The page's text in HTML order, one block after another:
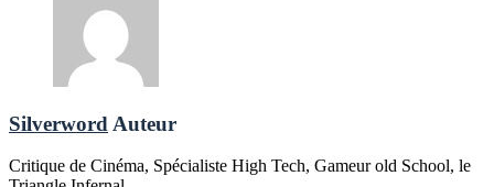
Silverword Auteur
Critique de Cinéma, Spécialiste High Tech, Gameur old School, le